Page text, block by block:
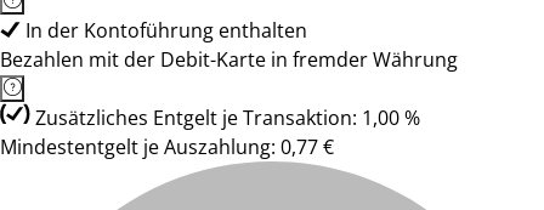
In der Kontoführung enthalten
Bezahlen mit der Debit-Karte in fremder Währung
Zusätzliches Entgelt je Transaktion: 1,00 %
Mindestentgelt je Auszahlung: 0,77 €